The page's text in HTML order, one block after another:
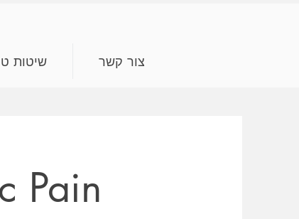
שיטות צור קשר
Pain